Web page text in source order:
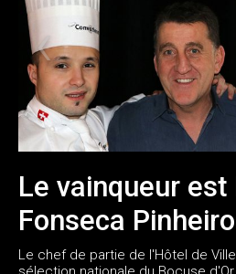
Le vainqueur est
Fonseca Pinheiro
Le chef de partie de l'Hôtel de